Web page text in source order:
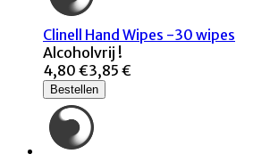
Clinell Hand Wipes -30 wipes
Alcoholvrij !
4,80 €3,85 €
Bestellen